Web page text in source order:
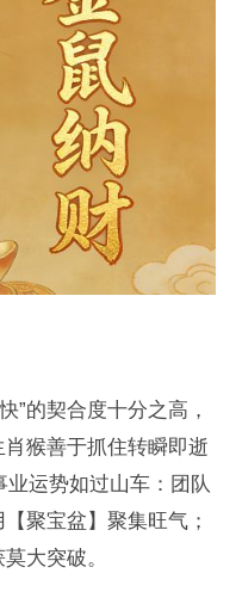
”的契合度十分之高，
猴善于抓住转瞬即逝
运势如过山车：团队
聚宝盆】聚集旺气；
大突破。